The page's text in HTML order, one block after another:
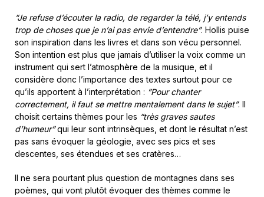
“Je refuse d’écouter la radio, de regarder la télé, j’y entends
trop de choses que je n’ai pas envie d’entendre”. Hollis puise
son inspiration dans les livres et dans son vécu personnel.
Son intention est plus que jamais d’utiliser la voix comme un
instrument qui sert l’atmosphère de la musique, et il
considère donc l’importance des textes surtout pour ce
qu’ils apportent à l’interprétation : ”Pour chanter
correctement, il faut se mettre mentalement dans le sujet”. Il
choisit certains thèmes pour les “très graves sautes
d’humeur”qui leur sont intrinsèques, et dont le résultat n’est
pas sans évoquer la géologie, avec ses pics et ses
descentes, ses étendues et ses cratères…
Il ne sera pourtant plus question de montagnes dans ses
poèmes, qui vont plutôt évoquer des thèmes comme le